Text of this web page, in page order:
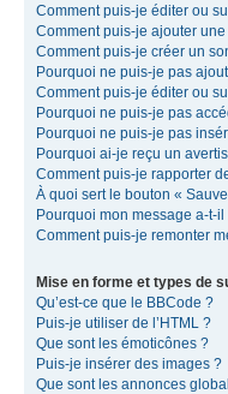
Comment puis-je éditer ou
Comment puis-je ajouter
Comment puis-je créer un
Pourquoi ne puis-je pas
Comment puis-je éditer ou
Pourquoi ne puis-je pas
Pourquoi ne puis-je pas
Pourquoi ai-je reçu un
Comment puis-je rapporter
À quoi sert le bouton «
Pourquoi mon message a-t-
Comment puis-je remonter
Mise en forme et types de
Qu’est-ce que le BBCode ?
Puis-je utiliser de l’HTML ?
Que sont les émoticônes ?
Puis-je insérer des images ?
Que sont les annonces